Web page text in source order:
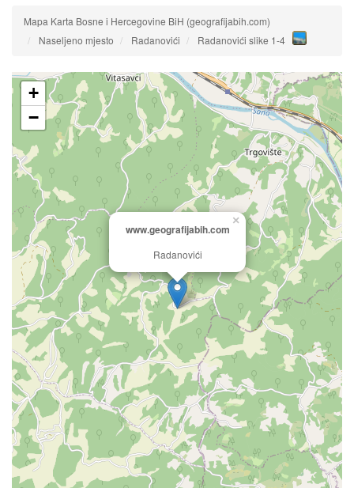
Mapa Karta Bosne i Hercegovine BiH (geografijabih.com)
Naseljeno mjesto
Radanovići Radanovići slike 1-4
www.geografijabih.com
Radanovići
×
+
−